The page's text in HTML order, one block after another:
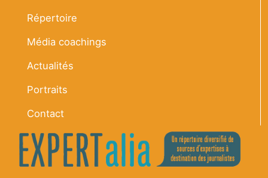
Répertoire
Média coachings
Actualités
Portraits
Contact